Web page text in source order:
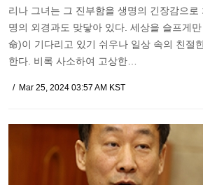
리나 그녀는 그 진부함을 생명의 긴장감으로
명의 외경과도 맞닿아 있다. 세상을 슬프게
命)이 기다리고 있기 쉬우나 일상 속의 친절
한다. 비록 사소하여 고상한…
Mar 25, 2024 03:57 AM KST